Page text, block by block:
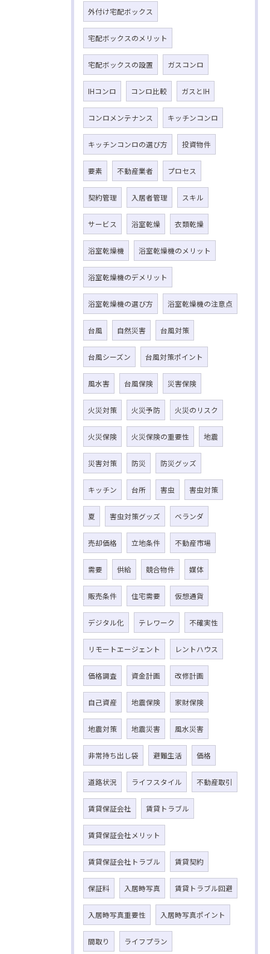
外付け宅配ボックス
宅配ボックスのメリット
宅配ボックスの設置 ガスコンロ
IHコンロ コンロ比較 ガスとIH
コンロメンテナンス キッチンコンロ
キッチンコンロの選び方 投資物件
要素 不動産業者 プロセス
契約管理 入居者管理 スキル
サービス 浴室乾燥 衣類乾燥
浴室乾燥機 浴室乾燥機のメリット
浴室乾燥機のデメリット
浴室乾燥機の選び方 浴室乾燥機の注意点
台風 自然災害 台風対策
台風シーズン 台風対策ポイント
風水害 台風保険 災害保険
火災対策 火災予防 火災のリスク
火災保険 火災保険の重要性 地震
災害対策 防災 防災グッズ
キッチン 台所 害虫 害虫対策
夏 害虫対策グッズ ベランダ
売却価格 立地条件 不動産市場
需要 供給 競合物件 媒体
販売条件 住宅需要 仮想通貨
デジタル化 テレワーク 不確実性
リモートエージェント レントハウス
価格調査 資金計画 改修計画
自己資産 地震保険 家財保険
地震対策 地震災害 風水災害
非常持ち出し袋 避難生活 価格
道路状況 ライフスタイル 不動産取引
賃貸保証会社 賃貸トラブル
賃貸保証会社メリット
賃貸保証会社トラブル 賃貸契約
保証料 入居時写真 賃貸トラブル回避
入居時写真重要性 入居時写真ポイント
間取り ライフプラン